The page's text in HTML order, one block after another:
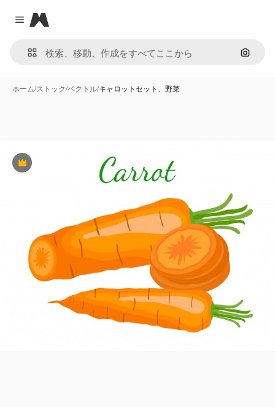
Close menu
Magnific
画像で
ホーム/ストック/ベクトル/キャロットセット、野菜
Premium